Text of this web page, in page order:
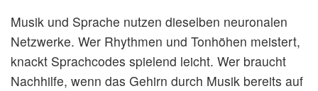
Musik und Sprache nutzen dieselben neuronalen
Netzwerke. Wer Rhythmen und Tonhöhen meistert,
knackt Sprachcodes spielend leicht. Wer braucht
Nachhilfe, wenn das Gehirn durch Musik bereits auf